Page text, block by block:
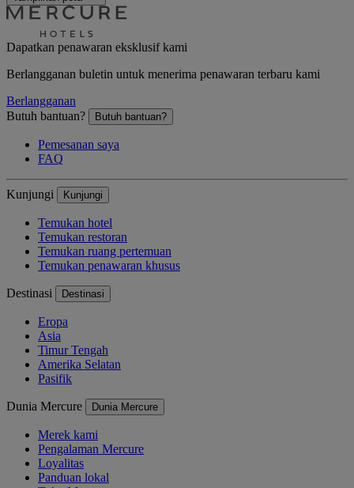
Dapatkan penawaran eksklusif kami
Berlangganan buletin untuk menerima penawaran terbaru kami
Berlangganan
Butuh bantuan?
Butuh bantuan?
Pemesanan saya
FAQ
Kunjungi Kunjungi
Temukan hotel
Temukan restoran
Temukan ruang pertemuan
Temukan penawaran khusus
Destinasi Destinasi
Eropa
Asia
Timur Tengah
Amerika Selatan
Pasifik
Dunia Mercure Dunia Mercure
Merek kami
Pengalaman Mercure
Loyalitas
Panduan lokal